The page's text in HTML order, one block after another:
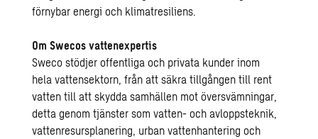
förnybar energi och klimatresiliens.
Om Swecos vattenexpertis
Sweco stödjer offentliga och privata kunder inom
hela vattensektorn, från att säkra tillgången till rent
vatten till att skydda samhällen mot översvämningar,
detta genom tjänster som vatten- och avloppsteknik,
vattenresursplanering, urban vattenhantering och